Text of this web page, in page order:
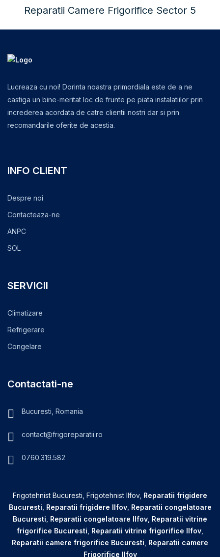
Reparatii Camere Frigorifice Sector 5
Lucreaza cu noi! Dorinta noastra primordiala este de a ne
castiga un bine-meritat loc de frunte pe piata instalatiilor prin
increderea acordata de catre clientii nostri dar si prin
recomandarile oferite de acestia.
INFO CLIENT
Despre noi
Contacteaza-ne
ANPC
SOL
SERVICII
Climatizare
Refrigerare
Congelare
Contactati-ne
Bucuresti, Romania
contact@frigoreparatii.ro
0760.319.582
Frigotehnist Bucuresti, Frigotehnist Ilfov, Reparatii frigidere
Bucuresti Reparatii frigidere Ilfov, Reparatii congelatoare
Bucuresti Reparatii congelatoare Ilfov Reparatii vitrine
frigorifice Bucuresti Reparatii vitrine frigorifice Ilfov
Reparatii camere frigorifice Bucuresti Reparatii camere
Frigorifice Ilfov